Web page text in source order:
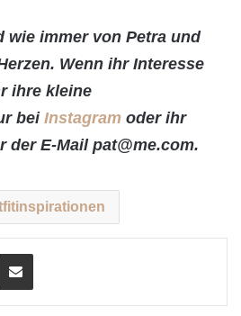
wie immer von Petra und
Wenn ihr Interesse
ihre kleine
beiInstagram oder ihr
der E-Mail pat@me.com.
Teile per E-Mail